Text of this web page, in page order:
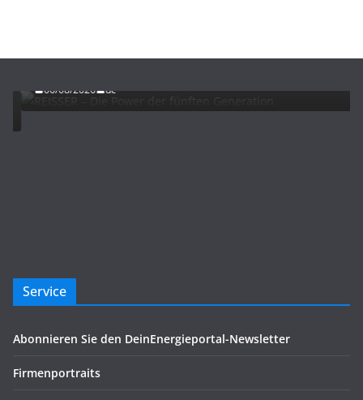
REISSER – Die Power der fünften Generation
06/08/2026 dc
Service
Abonnieren Sie den DeinEnergieportal-Newsletter
Firmenportraits